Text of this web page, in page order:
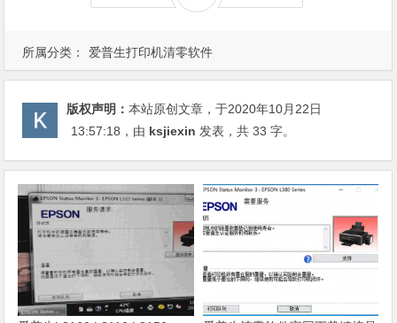
所属分类： 爱普生打印机清零软件
版权声明：本站原创文章，于2020年10月22日
13:57:18 ，由 ksjiexin 发表，共 33 字。